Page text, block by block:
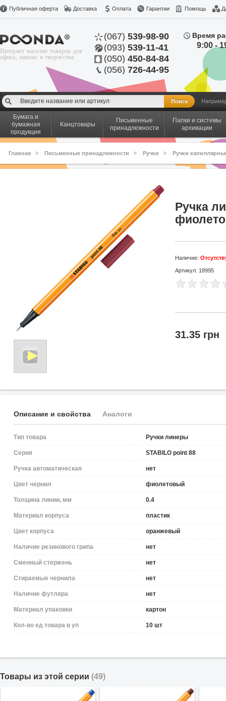
Публичная оферта Доставка Оплата Гарантии Помощь
Интернет магазин товаров для
офиса, школы и творчества
(067) 539-98-90
(093) 539-11-41
(050) 450-84-84
(056) 726-44-95
Время
9:00 -
Бумага и
бумажная
продукция
Канцтовары
Письменные
принадлежности
Папки и системы
архивации
Главная Письменные принадлежности Ручки Ручки
Ручка
Наличие:
Артикул: 18995
31.35 грн
Описание и свойства Аналоги
Тип товара Ручки линеры
Серия STABILO point 88
Ручка автоматическая нет
Цвет чернил фиолетовый
Толщина линии, мм 0.4
Материал корпуса пластик
Цвет корпуса оранжевый
Наличие резинового грипа нет
Сменный стержень нет
Стираемые чернила нет
Наличие футляра нет
Материал упаковки картон
Кол-во ед товара в уп 10 шт
Товары из этой серии (49)